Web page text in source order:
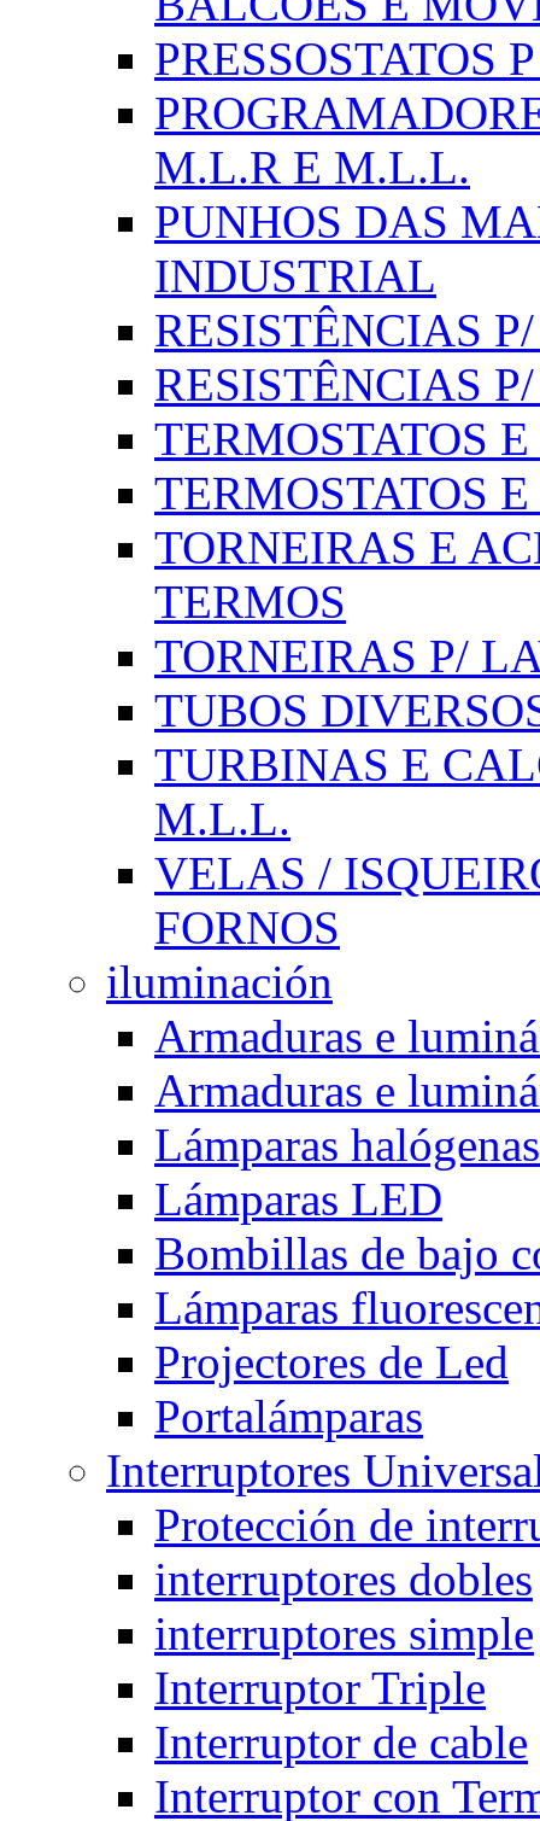
PRESSOSTATOS
M.L.R E M.L.L.
PUNHOS DAS
INDUSTRIAL
RESISTÊNCIAS
RESISTÊNCIAS
TERMOSTATOS
TERMOSTATOS
TORNEIRAS E
TERMOS
TORNEIRAS P/
TUBOS
TURBINAS E
M.L.L.
VELAS /
FORNOS
iluminación
Armaduras e
Armaduras e
Lámparas halógenas
Lámparas LED
Bombillas de bajo
Lámparas
Projectores de Led
Portalámparas
Interruptores
Protección de
interruptores dobles
interruptores simple
Interruptor Triple
Interruptor de cable
Interruptor con